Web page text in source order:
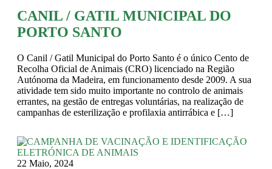
CANIL / GATIL MUNICIPAL DO
PORTO SANTO
O Canil / Gatil Municipal do Porto Santo é o único Cento de
Recolha Oficial de Animais (CRO) licenciado na Região
Autónoma da Madeira, em funcionamento desde 2009. A sua
atividade tem sido muito importante no controlo de animais
errantes, na gestão de entregas voluntárias, na realização de
campanhas de esterilização e profilaxia antirrábica e […]
22 Maio, 2024